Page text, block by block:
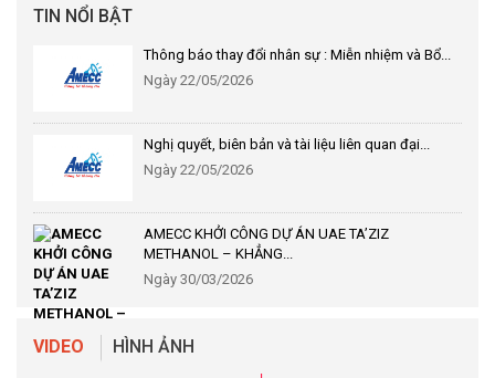
TIN NỔI BẬT
Thông báo thay đổi nhân sự : Miễn nhiệm và Bổ...
Ngày 22/05/2026
Nghị quyết, biên bản và tài liệu liên quan đại...
Ngày 22/05/2026
AMECC KHỞI CÔNG DỰ ÁN UAE TA’ZIZ
METHANOL – KHẲNG...
Ngày 30/03/2026
VIDEO HÌNH ẢNH
|